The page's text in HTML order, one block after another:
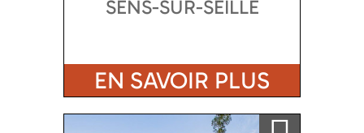
SENS-SUR-SEILLE
EN SAVOIR PLUS
Ajouter a ma sélection